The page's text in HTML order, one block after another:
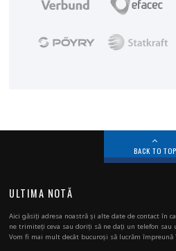
BACK TO TOP
ULTIMA NOTĂ
Aici găsiți adresa noastră și alte date de contact în
ne trimiteți ceva sau doriți să ne dați un telefon sau
Vom fi mai mult decât bucuroși să lucrăm împreună